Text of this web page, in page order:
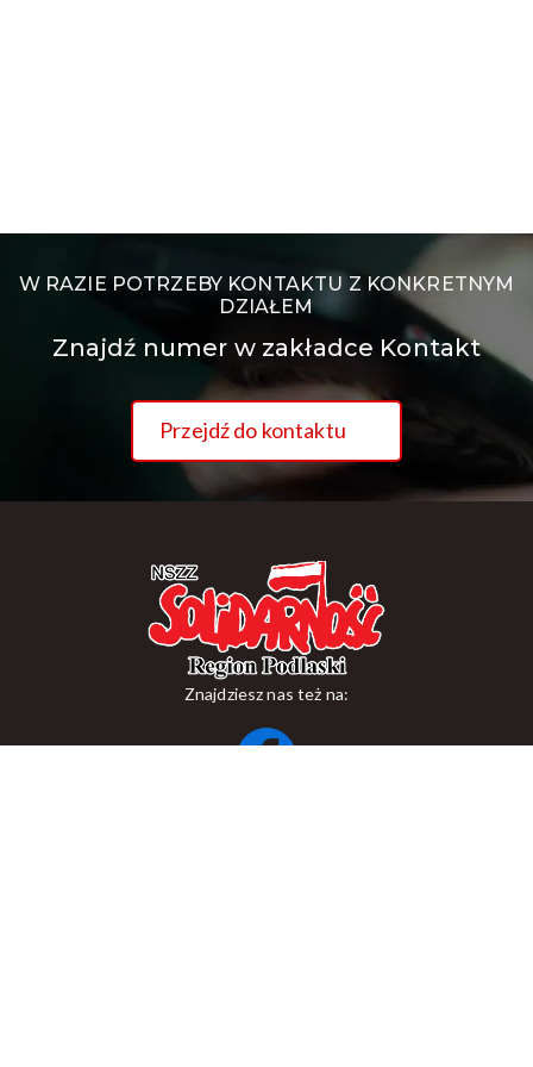
W RAZIE POTRZEBY KONTAKTU Z KONKRETNYM
DZIAŁEM
Znajdź numer w zakładce Kontakt
Przejdź do kontaktu
Znajdziesz nas też na: